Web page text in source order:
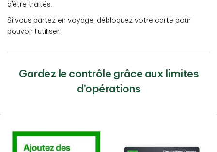
d’être traités.
Si vous partez en voyage, débloquez votre carte pour
pouvoir l’utiliser.
Gardez le contrôle grâce aux limites
d’opérations